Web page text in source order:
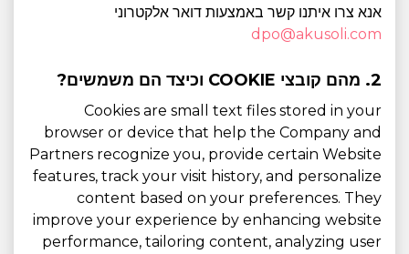
אנא צרו איתנו קשר באמצעות דואר אלקטרוני
dpo@akusoli.com
2. מהם קובצי COOKIE וכיצד הם משמשים?
Cookies are small text files stored in your
browser or device that help the Company and
Partners recognize you, provide certain Website
features, track your visit history, and personalize
content based on your preferences. They
improve your experience by enhancing website
performance, tailoring content, analyzing user